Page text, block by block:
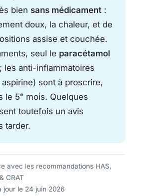
bien sans médicament :
doux, la chaleur, et de
assise et couchée.
seul le paracétamol
les anti-inflammatoires
sont à proscrire,
le 5ᵉ mois. Quelques
toutefois un avis
tarder.
avec les recommandations HAS,
CRAT
jour le 24 juin 2026